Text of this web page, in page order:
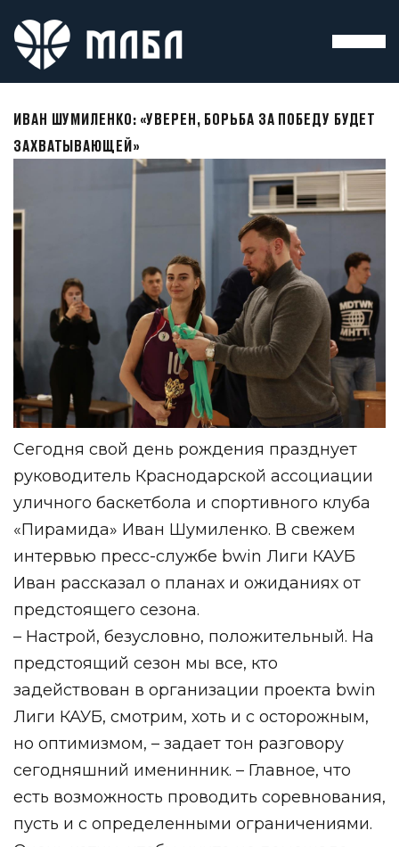
ИВАН ШУМИЛЕНКО: «УВЕРЕН, БОРЬБА ЗА ПОБЕДУ БУДЕТ
ЗАХВАТЫВАЮЩЕЙ»
Сегодня свой день рождения празднует
руководитель Краснодарской ассоциации
уличного баскетбола и спортивного клуба
«Пирамида» Иван Шумиленко. В свежем
интервью пресс-службе bwin Лиги КАУБ
Иван рассказал о планах и ожиданиях от
предстоящего сезона.
– Настрой, безусловно, положительный. На
предстоящий сезон мы все, кто
задействован в организации проекта bwin
Лиги КАУБ, смотрим, хоть и с осторожным,
но оптимизмом, – задает тон разговору
сегодняшний именинник. – Главное, что
есть возможность проводить соревнования,
пусть и с определенными ограничениями.